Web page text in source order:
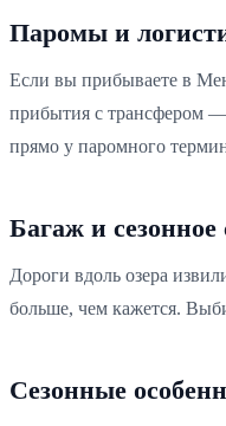
Паромы и
Если вы прибываете в
прибытия с трансфером —
прямо у паромного
Багаж и
Дороги вдоль озера
больше, чем кажется.
Сезонные